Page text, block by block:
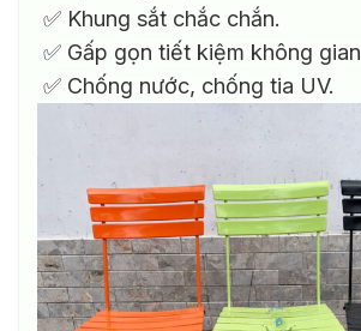
✅ Khung sắt chắc chắn.
✅ Gấp gọn tiết kiệm không gian
✅ Chống nước, chống tia UV.